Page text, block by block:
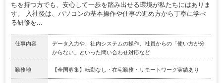
ちを持つ方でも、安心して一歩を踏み出せる環境が私たちにはありま
す。 入社後は、パソコンの基本操作や仕事の進め方から丁寧に学べ
る研修を...
仕事内容
データ入力や、社内システムの操作、社員からの「使い方が分
からない」といった問い合わせ対応など
勤務地 【全国募集】転勤なし・在宅勤務・リモートワーク実績あり